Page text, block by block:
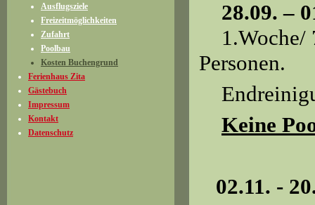
Ausflugsziele
Freizeitmöglichkeiten
Zufahrt
Poolbau
Kosten Buchengrund
Ferienhaus Zita
Gästebuch
Impressum
Kontakt
Datenschutz
28.09. –
1.Woche/
Personen.
Keine
02.11. -